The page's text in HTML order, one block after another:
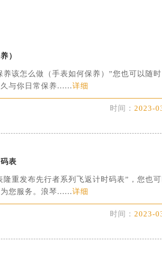
）
该怎么做（手表如何保养）”您也可以随时
与你日常保养......详细
时间： 2023-
表
重发布先行者系列飞返计时码表”，您也可
您服务。浪琴......详细
时间： 2023-